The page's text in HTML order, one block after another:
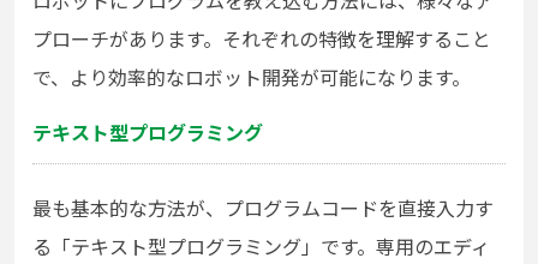
プローチがあります。それぞれの特徴を理解すること
で、より効率的なロボット開発が可能になります。
テキスト型プログラミング
最も基本的な方法が、プログラムコードを直接入力す
る「テキスト型プログラミング」です。専用のエディ